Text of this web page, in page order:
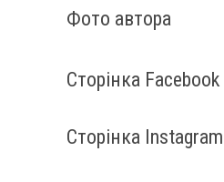
Фото автора
Сторінка Facebook
Сторінка Instagram